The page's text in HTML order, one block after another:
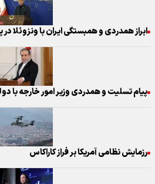
ابراز همدردی و همبستگی ایران با ونزوئلا
پیام تسلیت و همدردی وزیر امور خارجه با
رزمایش نظامی آمریکا بر فراز کاراکاس